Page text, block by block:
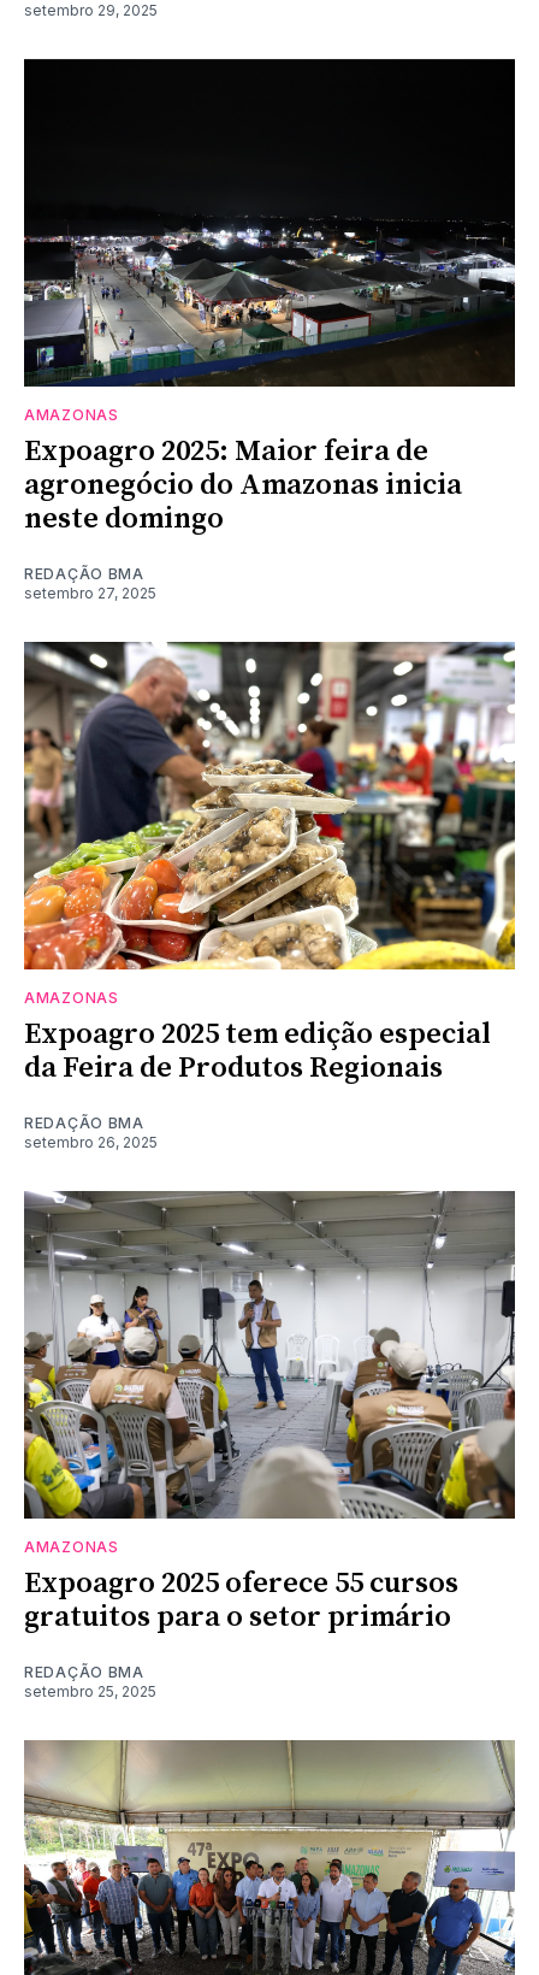
setembro 29, 2025
AMAZONAS
Expoagro 2025: Maior feira de
agronegócio do Amazonas inicia
neste domingo
REDAÇÃO BMA
setembro 27, 2025
AMAZONAS
Expoagro 2025 tem edição especial
da Feira de Produtos Regionais
REDAÇÃO BMA
setembro 26, 2025
AMAZONAS
Expoagro 2025 oferece 55 cursos
gratuitos para o setor primário
REDAÇÃO BMA
setembro 25, 2025